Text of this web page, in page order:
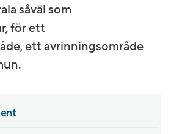
såväl som
för ett
ett avrinningsområde